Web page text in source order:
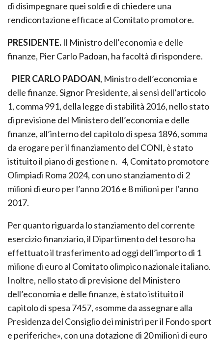
di disimpegnare quei soldi e di chiedere una
rendicontazione efficace al Comitato promotore.
PRESIDENTE. Il Ministro dell’economia e delle
finanze, Pier Carlo Padoan, ha facoltà di rispondere.
PIER CARLO PADOAN, Ministro dell’economia e
delle finanze. Signor Presidente, ai sensi dell’articolo
1, comma 991, della legge di stabilità 2016, nello stato
di previsione del Ministero dell’economia e delle
finanze, all’interno del capitolo di spesa 1896, somma
da erogare per il finanziamento del CONI, è stato
istituito il piano di gestione n. 4, Comitato promotore
Olimpiadi Roma 2024, con uno stanziamento di 2
milioni di euro per l’anno 2016 e 8 milioni per l’anno
2017.
Per quanto riguarda lo stanziamento del corrente
esercizio finanziario, il Dipartimento del tesoro ha
effettuato il trasferimento ad oggi dell’importo di 1
milione di euro al Comitato olimpico nazionale italiano.
Inoltre, nello stato di previsione del Ministero
dell’economia e delle finanze, è stato istituito il
capitolo di spesa 7457, «somme da assegnare alla
Presidenza del Consiglio dei ministri per il Fondo sport
e periferiche», con una dotazione di 20 milioni di euro